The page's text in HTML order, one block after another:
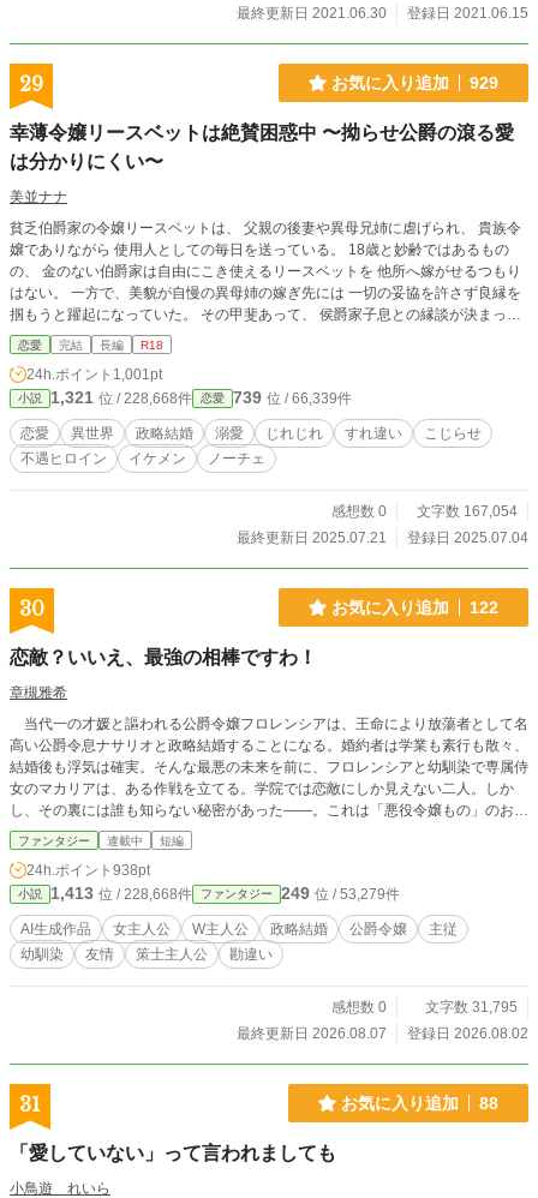
最終更新日 2021.06.30
登録日 2021.06.15
29 お気に入り追加 929
幸薄令嬢リースベットは絶賛困惑中 〜拗らせ公爵の滾る愛
は分かりにくい〜
美並ナナ
貧乏伯爵家の令嬢リースベットは、 父親の後妻や異母兄姉に虐げられ、 貴族令
嬢でありながら 使用人としての毎日を送っている。 18歳と妙齢ではあるもの
の、 金のない伯爵家は自由にこき使えるリースベットを 他所へ嫁がせるつもり
はない。 一方で、美貌が自慢の異母姉の嫁ぎ先には 一切の妥協を許さず良縁を
掴もうと躍起になっていた。 その甲斐あって、 侯爵家子息との縁談が決まった
異母姉は 盛大な結婚式を挙げて嫁いで行った。 だが、その数日後。 社交界で圧
倒的な人気を誇るイケメン公爵が なぜか突然伯爵家を訪ねてくる。 そして、と
ある理由から リースベットを妻にしたいと言い出して――？ 虐げられて育った
幸薄令嬢と、 拗らせイケメン公爵のじれじれ新婚ラブ。 ※設定がゆるい部分も
あると思いますので、気楽にお読み頂ければ幸いです。 ※前半シリアスですが
途中からラブコメ色が強くなります。 ※Rシーンにはタイトル横に(※)を付けて
います。 ※本作品は、エブリスタ様・ムーンライトノベルズ様にも掲載してい
恋愛 完結 長編 R18
24h.ポイント 1,001pt
小説 1,321 位 / 228,668件 恋愛 739 位 / 66,339件
恋愛 異世界 政略結婚 溺愛 じれじれ すれ違い
こじらせ
不遇ヒロイン
イケメン ノーチェ
感想数 0
文字数 167,054
最終更新日 2025.07.21
登録日 2025.07.04
30 お気に入り追加 122
恋敵？いいえ、最強の相棒ですわ！
章槻雅希
当代一の才媛と謳われる公爵令嬢フロレンシアは、王命により放蕩者として名
高い公爵令息ナサリオと政略結婚することになる。婚約者は学業も素行も散々、
結婚後も浮気は確実。そんな最悪の未来を前に、フロレンシアと幼馴染で専属侍
女のマカリアは、ある作戦を立てる。学院では恋敵にしか見えない二人。しか
し、その裏には誰も知らない秘密があった――。これは「悪役令嬢もの」のお約
束を逆手に取り、最強の主従にして親友コンビが知略で未来を切り拓く、友情と
策謀の物語。 『小説家になろう』『アルファポリス』に重複投稿、自サイトに
も掲載。
ファンタジー 連載中 短編
24h.ポイント 938pt
小説 1,413 位 / 228,668件 ファンタジー 249 位 / 53,279件
AI生成作品 女主人公 W主人公 政略結婚 公爵令嬢
主従
幼馴染
友情 策士主人公 勘違い
感想数 0
文字数 31,795
最終更新日 2026.08.07
登録日 2026.08.02
31 お気に入り追加 88
「愛していない」って言われましても
小鳥遊 れいら